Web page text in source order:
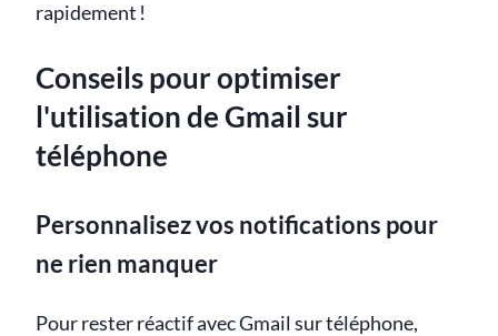
rapidement !
Conseils pour optimiser
l'utilisation de Gmail sur
téléphone
Personnalisez vos notifications pour
ne rien manquer
Pour rester réactif avec Gmail sur téléphone,